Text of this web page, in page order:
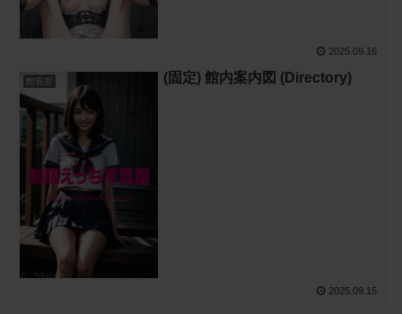
2025.09.16
館長室 (固定) 館内案内図 (Directory)
2025.09.15